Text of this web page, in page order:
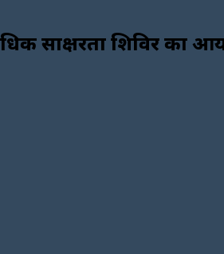
साक्षरता शिविर का